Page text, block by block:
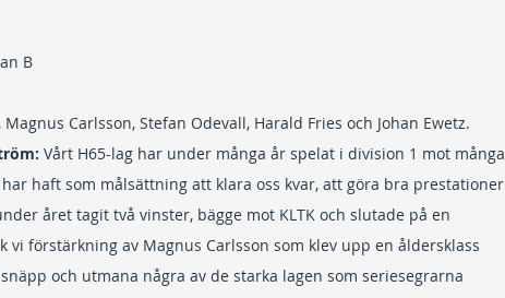
B
Carlsson, Stefan Odevall, Harald Fries och Johan Ewetz.
Vårt H65-lag har under många år spelat i division 1 mot många
haft som målsättning att klara oss kvar, att göra bra prestationer
året tagit två vinster, bägge mot KLTK och slutade på en
vi förstärkning av Magnus Carlsson som klev upp en åldersklass
och utmana några av de starka lagen som seriesegrarna